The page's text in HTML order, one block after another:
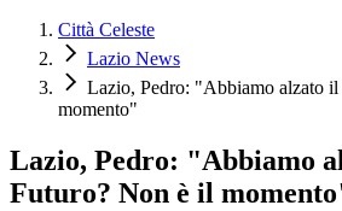
Città Celeste
Lazio News
Lazio, Pedro: "Abbiamo alzato
momento"
Lazio, Pedro: "Abbiamo
Futuro? Non è il